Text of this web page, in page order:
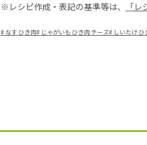
※レシピ作成・表記の基準等は、
「
# なす ひき肉# じゃがいも ひき肉 チーズ# しいたけ ひ